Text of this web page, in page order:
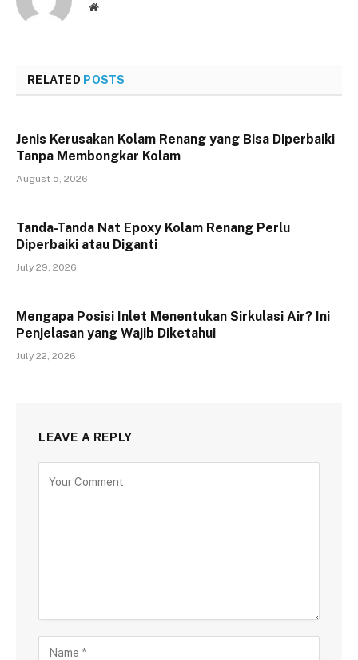
Website
RELATED POSTS
Jenis Kerusakan Kolam Renang yang Bisa Diperbaiki
Tanpa Membongkar Kolam
August 5, 2026
Tanda-Tanda Nat Epoxy Kolam Renang Perlu
Diperbaiki atau Diganti
July 29, 2026
Mengapa Posisi Inlet Menentukan Sirkulasi Air? Ini
Penjelasan yang Wajib Diketahui
July 22, 2026
LEAVE A REPLY